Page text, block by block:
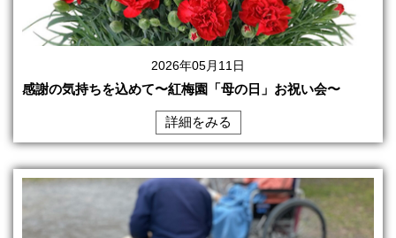
2026年05月11日
感謝の気持ちを込めて〜紅梅園「母の日」お祝い会〜
詳細をみる